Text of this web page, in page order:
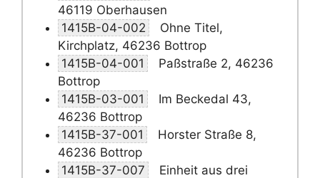
46119 Oberhausen
1415B-04-002
Ohne Titel,
Kirchplatz, 46236 Bottrop
1415B-04-001
Paßstraße 2, 46236
Bottrop
1415B-03-001
Im Beckedal 43,
46236 Bottrop
1415B-37-001
Horster Straße 8,
46236 Bottrop
1415B-37-007
Einheit aus drei